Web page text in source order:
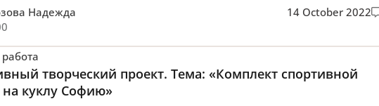
Надежда
14 October 2022
творческий проект. Тема: «Комплект спортивной
куклу Софию»